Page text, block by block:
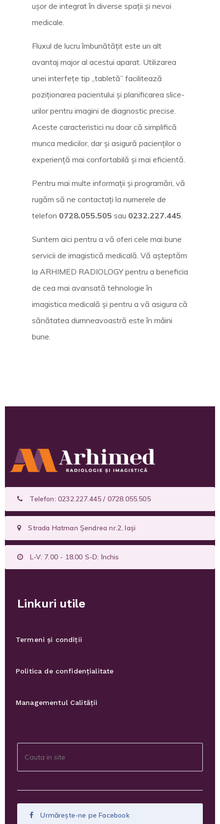
ușor de integrat în diverse spații și nevoi
medicale.
Fluxul de lucru îmbunătățit este un alt
avantaj major al acestui aparat. Utilizarea
unei interfețe tip „tabletă” facilitează
poziționarea pacientului și planificarea slice-
urilor pentru imagini de diagnostic precise.
Aceste caracteristici nu doar că simplifică
munca medicilor, dar și asigură pacienților o
experiență mai confortabilă și mai eficientă.
Pentru mai multe informații și programări, vă
rugăm să ne contactați la numerele de
telefon 0728.055.505 sau 0232.227.445
Suntem aici pentru a vă oferi cele mai bune
servicii de imagistică medicală. Vă așteptăm
la ARHIMED RADIOLOGY pentru a beneficia
de cea mai avansată tehnologie în
imagistica medicală și pentru a vă asigura că
sănătatea dumneavoastră este în mâini
bune.
Telefon: 0232.227.445 / 0728.055.505
Strada Hatman Șendrea nr.2, Iași
L-V: 7.00 - 18.00 S-D: închis
Linkuri utile
Termeni și condiții
Politica de confidențialitate
Managementul Calității
Urmărește-ne pe Facebook